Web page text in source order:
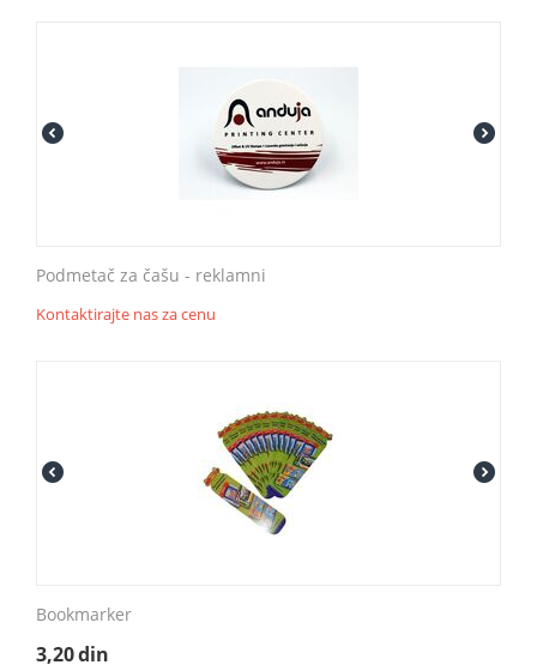
Podmetač za čašu - reklamni
Kontaktirajte nas za cenu
Bookmarker
3,20din